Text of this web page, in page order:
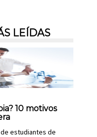
LEÍDAS
10 motivos
estudiantes de